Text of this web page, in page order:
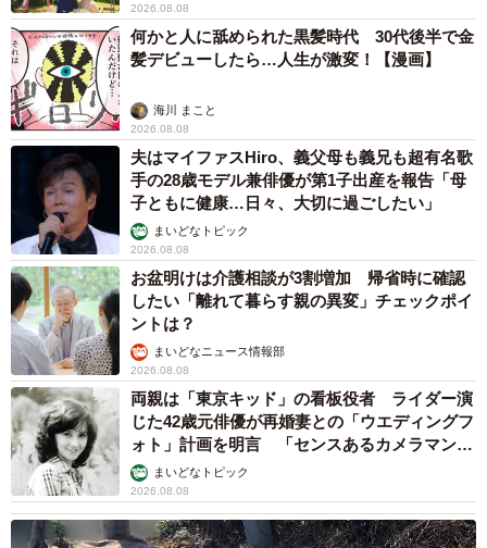
2026.08.08
何かと人に舐められた黒髪時代 30代後半で金
髪デビューしたら…人生が激変！【漫画】
海川 まこと
2026.08.08
夫はマイファスHiro、義父母も義兄も超有名歌
手の28歳モデル兼俳優が第1子出産を報告「母
子ともに健康…日々、大切に過ごしたい」
まいどなトピック
2026.08.08
お盆明けは介護相談が3割増加 帰省時に確認
したい「離れて暮らす親の異変」チェックポイ
ントは？
まいどなニュース情報部
2026.08.08
両親は「東京キッド」の看板役者 ライダー演
じた42歳元俳優が再婚妻との「ウエディングフ
ォト」計画を明言 「センスあるカメラマン求
む」まいどなトピック
2026.08.08